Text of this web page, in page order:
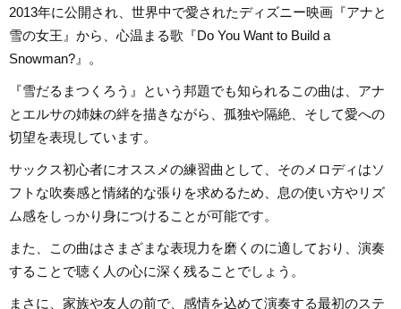
2013年に公開され、世界中で愛されたディズニー映画『アナと
雪の女王』から、心温まる歌『Do You Want to Build a
Snowman?』。
『雪だるまつくろう』という邦題でも知られるこの曲は、アナ
とエルサの姉妹の絆を描きながら、孤独や隔絶、そして愛への
切望を表現しています。
サックス初心者にオススメの練習曲として、そのメロディはソ
フトな吹奏感と情緒的な張りを求めるため、息の使い方やリズ
ム感をしっかり身につけることが可能です。
また、この曲はさまざまな表現力を磨くのに適しており、演奏
することで聴く人の心に深く残ることでしょう。
まさに、家族や友人の前で、感情を込めて演奏する最初のステ